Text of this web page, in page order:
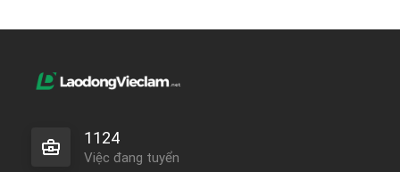
1124
Việc đang tuyển